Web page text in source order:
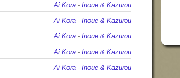
Ai Kora - Inoue & Kazurou
Ai Kora - Inoue & Kazurou
Ai Kora - Inoue & Kazurou
Ai Kora - Inoue & Kazurou
Ai Kora - Inoue & Kazurou